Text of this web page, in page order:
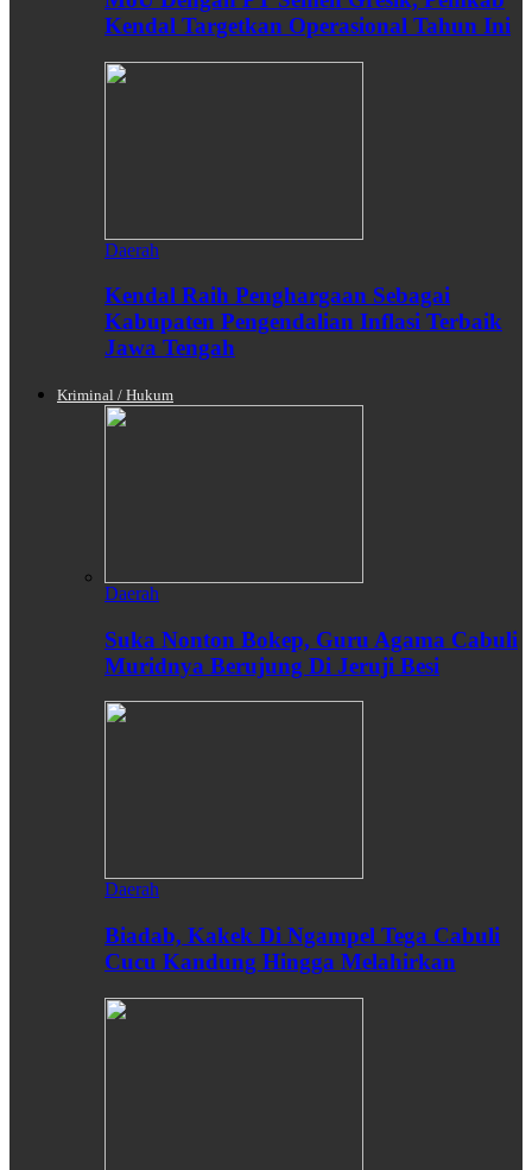
Kendal Targetkan Operasional Tahun Ini
Daerah
Kendal Raih Penghargaan Sebagai
Kabupaten Pengendalian Inflasi Terbaik
Jawa Tengah
Kriminal / Hukum
Daerah
Suka Nonton Bokep, Guru Agama Cabuli
Muridnya Berujung Di Jeruji Besi
Daerah
Biadab, Kakek Di Ngampel Tega Cabuli
Cucu Kandung Hingga Melahirkan